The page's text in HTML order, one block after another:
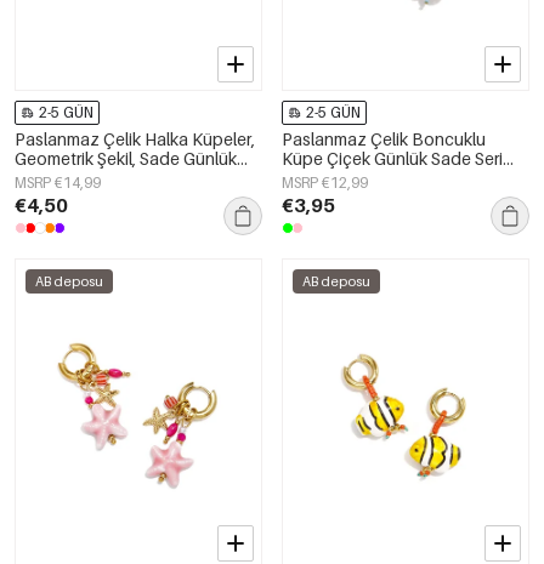
2-5 GÜN
Paslanmaz Çelik Halka Küpeler,
Geometrik Şekil, Sade Günlük
Seri, Kadın Takıları
MSRP €14,99
€4,50
2-5 GÜN
Paslanmaz Çelik Boncuklu
Küpe Çiçek Günlük Sade Seri
Kadın Takıları
MSRP €12,99
€3,95
AB deposu AB deposu